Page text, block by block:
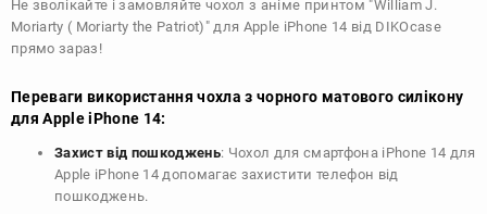
Не зволікайте і замовляйте чохол з аніме принтом "William J.
Moriarty ( Moriarty the Patriot)" для Apple iPhone 14 від DIKOcase
прямо зараз!
Переваги використання чохла з чорного матового силікону
для Apple iPhone 14:
Захист від пошкоджень: Чохол для смартфона iPhone 14 для
Apple iPhone 14 допомагає захистити телефон від
пошкоджень.